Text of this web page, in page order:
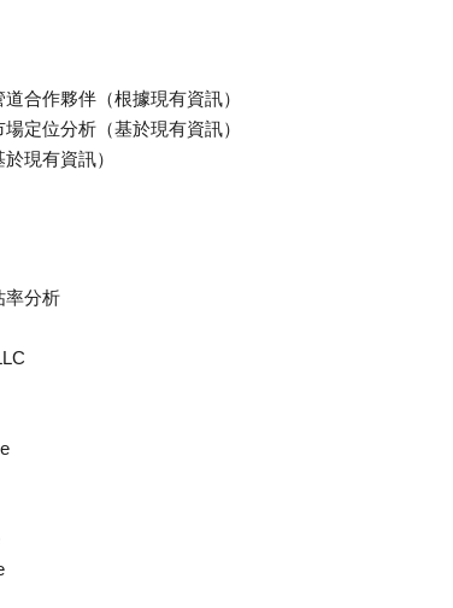
合作夥伴（根據現有資訊）
定位分析（基於現有資訊）
現有資訊）
率分析